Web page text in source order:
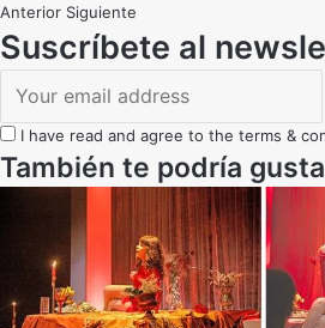
Anterior Siguiente
Suscríbete al
I have read and agree to the terms &
También te podría